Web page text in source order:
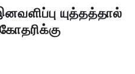
யுத்தத்தால்